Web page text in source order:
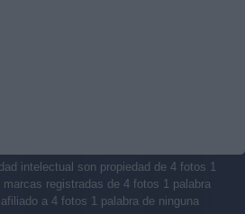
intelectual son propiedad de 4 fotos 1
registradas de 4 fotos 1 palabra
a 4 fotos 1 palabra de ninguna